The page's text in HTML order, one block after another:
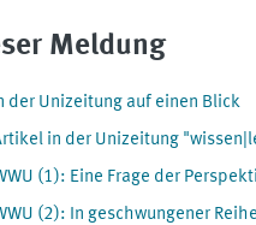
Meldung
der Unizeitung auf einen Blick
in der Unizeitung
(1): Eine Frage der
(2): In geschwungener